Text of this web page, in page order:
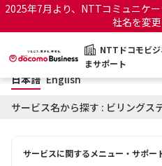
2025年7月より、NTTコミュニケ
社名を変
NTTドコモビ
まサポート
NTTドコモビジネスお客さま
サポートトップ
日本語 English
サービスに関するメニュー・サポー